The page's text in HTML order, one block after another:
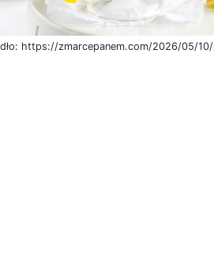
https://zmarcepanem.com/2026/05/